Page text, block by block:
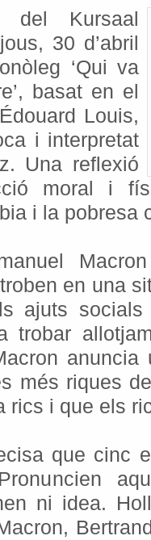
Kursaal
30 d’abril
‘Qui va
basat en el
Louis,
i interpretat
Una reflexió
moral i
i la pobresa
en una
ajuts
trobar
anuncia
més riques
rics i que els
que cinc
ni idea.